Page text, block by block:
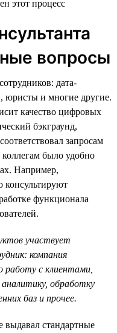
вопросы
дата-
юристы и многие другие.
качество цифровых
бэкграунд,
запросам
было удобно
Например,
консультируют
функционала
участвует
компания
работу с клиентами,
обработку
баз и прочее.
выдавал стандартные